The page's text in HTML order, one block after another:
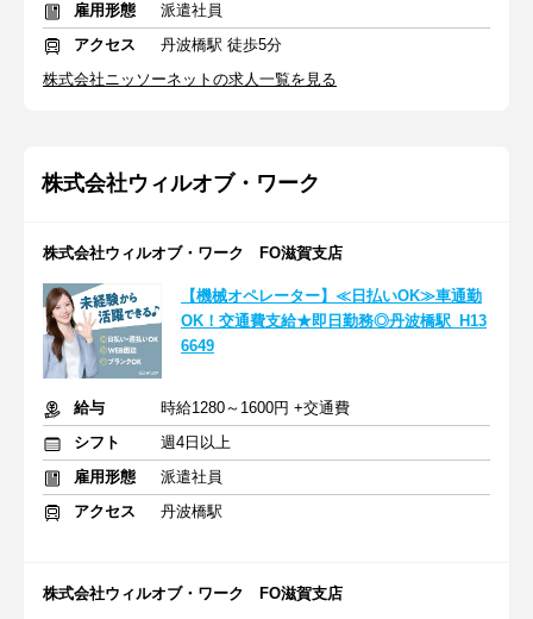
雇用形態
派遣社員
アクセス
丹波橋駅 徒歩5分
株式会社ニッソーネットの求人一覧を見る
株式会社ウィルオブ・ワーク
株式会社ウィルオブ・ワーク FO滋賀支店
【機械オペレーター】≪日払いOK≫車通勤
OK！交通費支給★即日勤務◎丹波橋駅_H13
6649
給与
時給1280～1600円 +交通費
シフト
週4日以上
雇用形態
派遣社員
アクセス
丹波橋駅
株式会社ウィルオブ・ワーク FO滋賀支店